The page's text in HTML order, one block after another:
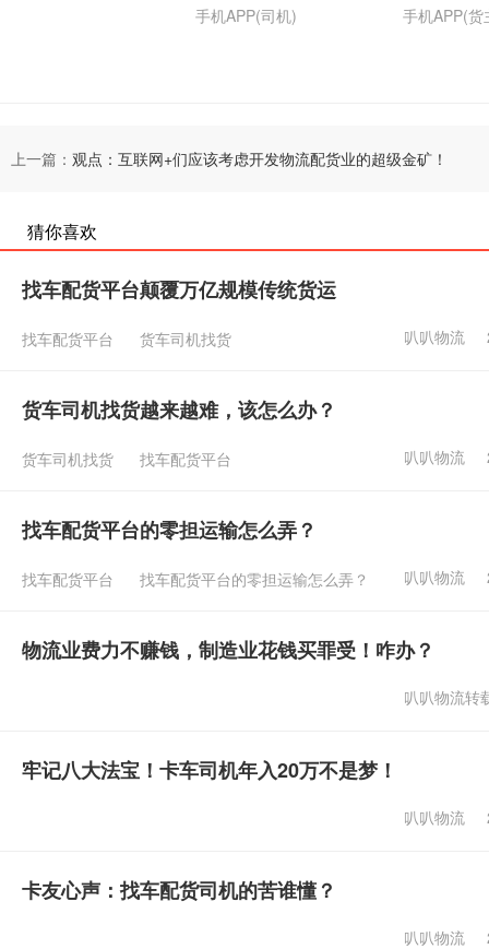
手机APP(司机) 手机APP(货
上一篇： 观点：互联网+们应该考虑开发物流配货业的超级金矿！
猜你喜欢
找车配货平台颠覆万亿规模传统货运
找车配货平台 货车司机找货 叭叭物流
货车司机找货越来越难，该怎么办？
货车司机找货 找车配货平台 叭叭物流
找车配货平台的零担运输怎么弄？
找车配货平台 找车配货平台的零担运输怎么弄？ 叭叭物流
物流业费力不赚钱，制造业花钱买罪受！咋办？
叭叭物流转
牢记八大法宝！卡车司机年入20万不是梦！
叭叭物流
卡友心声：找车配货司机的苦谁懂？
叭叭物流